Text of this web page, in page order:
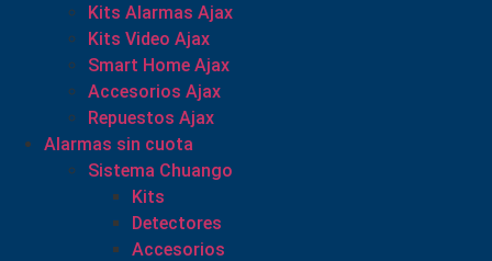
Kits Alarmas Ajax
Kits Video Ajax
Smart Home Ajax
Accesorios Ajax
Repuestos Ajax
Alarmas sin cuota
Sistema Chuango
Kits
Detectores
Accesorios